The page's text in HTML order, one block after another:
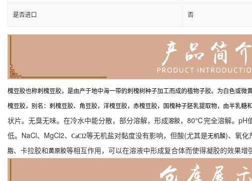
是否进口 否
槐豆胶也称刺槐豆胶，是由产于地中海一带的刺槐树种子加工而成的植物子胶。为白色或微
槐豆胶，别名：刺槐豆胶、角豆胶，洋槐豆胶，赤槐豆胶，国槐种子胚乳提取物，由半乳糖
状片。无臭无味。在冷水中能分散，部分溶解，形成溶胶，80℃完全溶解。pH
低。NaCl、MgCl2、
CaCl2等无机盐对黏度没有影响，但酸(尤其是无机酸)、氧化
脂、卡拉胶和黄原胶等相互作用，可以在溶液中形成复合体而使得凝胶的效果增